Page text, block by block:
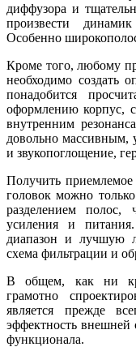
диффузора и
произвести
Особенно
Кроме того, любому
необходимо создать
понадобится
оформлению корпус,
внутренним
довольно массивным,
и звукопоглощение,
Получить приемлемое
головок можно
разделением полос,
усиления и
диапазон и лучшую
схема фильтрации и
В общем, как ни
грамотно
является прежде
эффектность внешней
функционала.